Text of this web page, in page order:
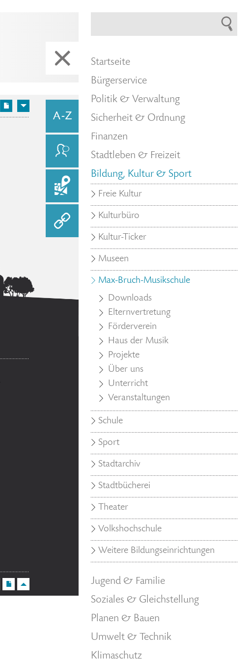
Startseite
Bürgerservice
Politik & Verwaltung
Sicherheit & Ordnung
Finanzen
Stadtleben & Freizeit
Bildung, Kultur & Sport
Freie Kultur
Kulturbüro
Kultur-Ticker
Museen
Max-Bruch-Musikschule
Downloads
Elternvertretung
Förderverein
Haus der Musik
Projekte
Über uns
Unterricht
Veranstaltungen
Schule
Sport
Stadtarchiv
Stadtbücherei
Theater
Volkshochschule
Weitere Bildungseinrichtungen
Jugend & Familie
Soziales & Gleichstellung
Planen & Bauen
Umwelt & Technik
Klimaschutz